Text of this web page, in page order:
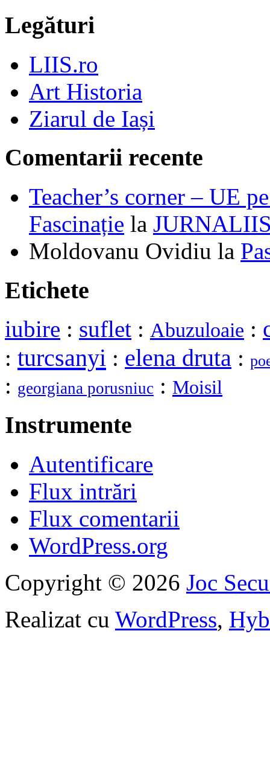
Legături
LIIS.ro
Art Historia
Ziarul de Iași
Comentarii recente
Teacher’s corner – UE
Fascinație la
Moldovanu Ovidiu la
Etichete
iubire : suflet : Abuzuloaie :
: turcsanyi : elena druta :
: georgiana porusniuc : Moisil
Instrumente
Autentificare
Flux intrări
Flux comentarii
WordPress.org
Copyright © 2026 Joc
Realizat cu WordPress,